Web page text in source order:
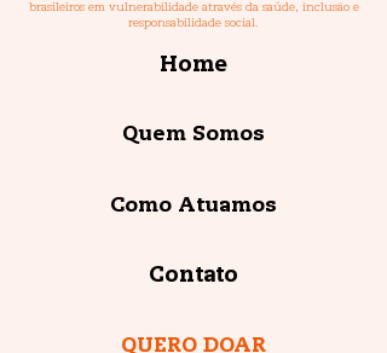
brasileiros em vulnerabilidade através da saúde, inclusão e
responsabilidade social.
Home
Quem Somos
Como Atuamos
Contato
QUERO DOAR